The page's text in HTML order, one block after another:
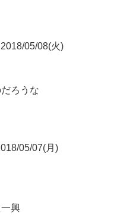
2018/05/08(火)
ろうな
05/07(月)
興